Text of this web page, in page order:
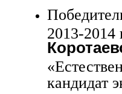
2013-2014
кандидат